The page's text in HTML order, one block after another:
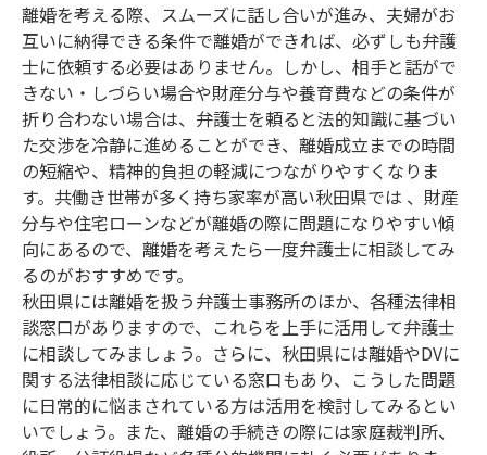
離婚を考える際、スムーズに話し合いが進み、夫婦がお
互いに納得できる条件で離婚ができれば、必ずしも弁護
士に依頼する必要はありません。しかし、相手と話がで
きない・しづらい場合や財産分与や養育費などの条件が
折り合わない場合は、弁護士を頼ると法的知識に基づい
た交渉を冷静に進めることができ、離婚成立までの時間
の短縮や、精神的負担の軽減につながりやすくなりま
す。共働き世帯が多く持ち家率が高い秋田県では 、財産
分与や住宅ローンなどが離婚の際に問題になりやすい傾
向にあるので、離婚を考えたら一度弁護士に相談してみ
るのがおすすめです。
秋田県には離婚を扱う弁護士事務所のほか、各種法律相
談窓口がありますので、これらを上手に活用して弁護士
に相談してみましょう。さらに、秋田県には離婚やDVに
関する法律相談に応じている窓口もあり、こうした問題
に日常的に悩まされている方は活用を検討してみるとい
いでしょう。また、離婚の手続きの際には家庭裁判所、